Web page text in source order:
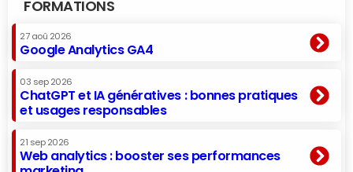
FORMATIONS
27 aoû 2026
Google Analytics GA4
03 sep 2026
ChatGPT et IA génératives : bonnes pratiques
et usages responsables
21 sep 2026
Web analytics : booster ses performances